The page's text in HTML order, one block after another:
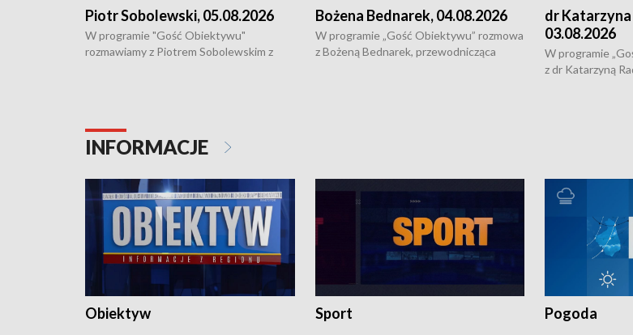
Piotr Sobolewski, 05.08.2026
W programie "Gość Obiektywu"
rozmawiamy z Piotrem Sobolewskim z
Bożena Bednarek, 04.08.2026
W programie „Gość Obiektywu” rozmowa
z Bożeną Bednarek, przewodnicząca
dr Katarzyna
03.08.2026
W programie
z dr Katarzyną
INFORMACJE
Obiektyw Sport Pogoda